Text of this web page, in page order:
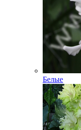
Белые